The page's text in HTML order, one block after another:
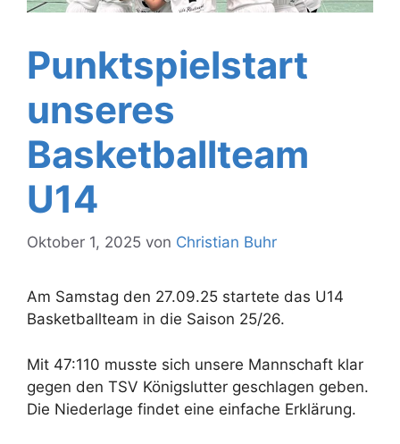
Punktspielstart
unseres
Basketballteam
U14
Oktober 1, 2025 von Christian Buhr
Am Samstag den 27.09.25 startete das U14
Basketballteam in die Saison 25/26.
Mit 47:110 musste sich unsere Mannschaft klar
gegen den TSV Königslutter geschlagen geben.
Die Niederlage findet eine einfache Erklärung.